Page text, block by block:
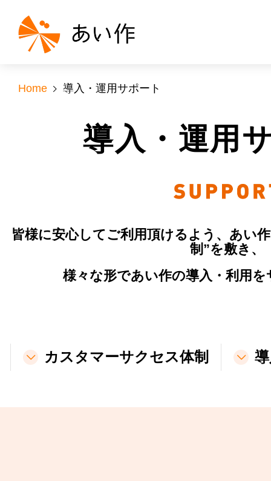
Home 導入・運用サポート
導入・運用
皆様に安心してご利用頂けるよう、あい
制”を敷き、
様々な形であい作の導入・利用
カスタマーサクセス体制